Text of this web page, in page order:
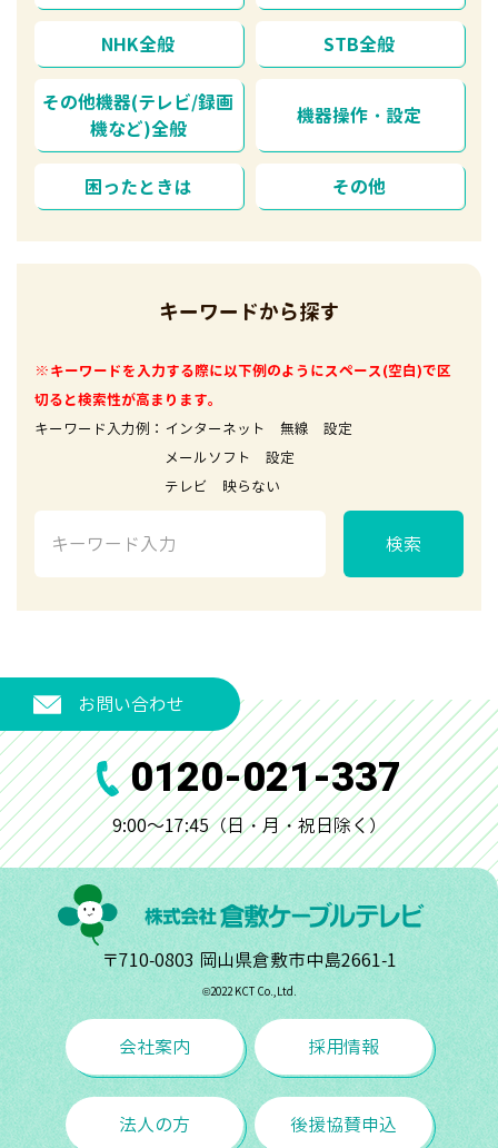
NHK全般 STB全般
その他機器(テレビ/録画
機など)全般
機器操作・設定
困ったときは その他
キーワードから探す
※キーワードを入力する際に以下例のようにスペース(空白)で区
切ると検索性が高まります。
キーワード入力例：インターネット 無線 設定
メールソフト 設定
テレビ 映らない
検索
お問い合わせ
0120-021-337
9:00～17:45（日・月・祝日除く）
〒710-0803 岡山県倉敷市中島2661-1
©︎2022 KCT Co.,Ltd.
会社案内 採用情報
法人の方 後援協賛申込